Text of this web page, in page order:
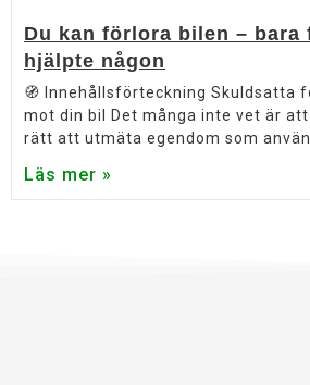
Du kan förlora bilen – bara
hjälpte någon
🧭 Innehållsförteckning Skuldsatta
mot din bil Det många inte vet är
rätt att utmäta egendom som
Läs mer »